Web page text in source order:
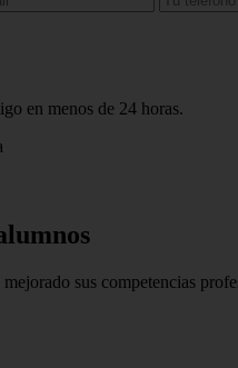
en menos de 24 horas.
sus competencias